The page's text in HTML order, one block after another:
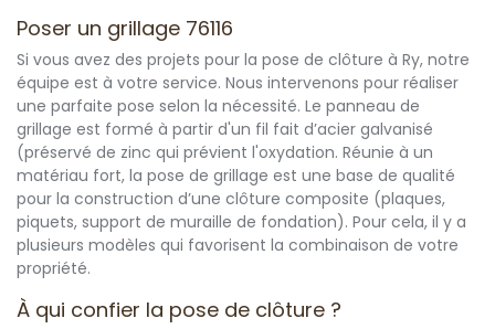
Poser un grillage 76116
Si vous avez des projets pour la pose de clôture à Ry, notre
équipe est à votre service. Nous intervenons pour réaliser
une parfaite pose selon la nécessité. Le panneau de
grillage est formé à partir d'un fil fait d’acier galvanisé
(préservé de zinc qui prévient l'oxydation. Réunie à un
matériau fort, la pose de grillage est une base de qualité
pour la construction d’une clôture composite (plaques,
piquets, support de muraille de fondation). Pour cela, il y a
plusieurs modèles qui favorisent la combinaison de votre
propriété.
À qui confier la pose de clôture ?